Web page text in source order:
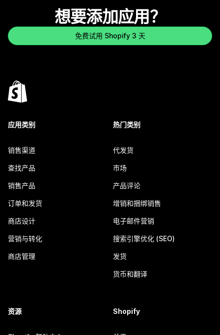
想要添加应用？
免费试用 Shopify 3 天
应用类别
销售渠道
查找产品
销售产品
订单和发货
商店设计
营销与转化
商店管理
热门类别
代发货
市场
产品评论
增销和捆绑销售
电子邮件营销
搜索引擎优化 (SEO)
发货
货币和翻译
资源 Shopify